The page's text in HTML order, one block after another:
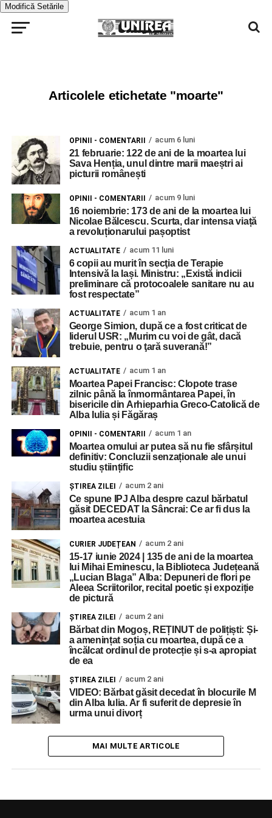
Modifică Setările
Articolele etichetate "moarte"
OPINII - COMENTARII acum 6 luni
21 februarie: 122 de ani de la moartea lui
Sava Henția, unul dintre marii maeștri ai
picturii românești
OPINII - COMENTARII acum 9 luni
16 noiembrie: 173 de ani de la moartea lui
Nicolae Bălcescu. Scurta, dar intensa viață
a revoluționarului pașoptist
ACTUALITATE acum 11 luni
6 copii au murit în secţia de Terapie
Intensivă la Iași. Ministru: „Există indicii
preliminare că protocoalele sanitare nu au
fost respectate”
ACTUALITATE acum 1 an
George Simion, după ce a fost criticat de
liderul USR: „Murim cu voi de gât, dacă
trebuie, pentru o ţară suverană!”
ACTUALITATE acum 1 an
Moartea Papei Francisc: Clopote trase
zilnic până la înmormântarea Papei, în
bisericile din Arhieparhia Greco-Catolică de
Alba Iulia și Făgăraș
OPINII - COMENTARII acum 1 an
Moartea omului ar putea să nu fie sfârșitul
definitiv: Concluzii senzaționale ale unui
studiu științific
ŞTIREA ZILEI acum 2 ani
Ce spune IPJ Alba despre cazul bărbatul
găsit DECEDAT la Sâncrai: Ce ar fi dus la
moartea acestuia
CURIER JUDEȚEAN acum 2 ani
15-17 iunie 2024 | 135 de ani de la moartea
lui Mihai Eminescu, la Biblioteca Județeană
„Lucian Blaga” Alba: Depuneri de flori pe
Aleea Scriitorilor, recital poetic și expoziție
de pictură
ŞTIREA ZILEI acum 2 ani
Bărbat din Mogoș, REȚINUT de polițiști: Și-
a amenințat soția cu moartea, după ce a
încălcat ordinul de protecție și s-a apropiat
de ea
ŞTIREA ZILEI acum 2 ani
VIDEO: Bărbat găsit decedat în blocurile M
din Alba Iulia. Ar fi suferit de depresie în
urma unui divorț
MAI MULTE ARTICOLE